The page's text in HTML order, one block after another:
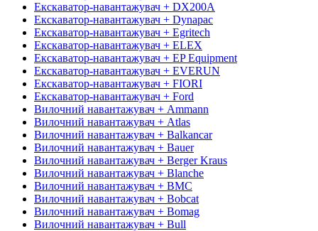
Екскаватор-навантажувач + DX200A
Екскаватор-навантажувач + Dynapac
Екскаватор-навантажувач + Egritech
Екскаватор-навантажувач + ELEX
Екскаватор-навантажувач + EP Equipment
Екскаватор-навантажувач + EVERUN
Екскаватор-навантажувач + FIORI
Екскаватор-навантажувач + Ford
Вилочний навантажувач + Ammann
Вилочний навантажувач + Atlas
Вилочний навантажувач + Balkancar
Вилочний навантажувач + Bauer
Вилочний навантажувач + Berger Kraus
Вилочний навантажувач + Blanche
Вилочний навантажувач + BMC
Вилочний навантажувач + Bobcat
Вилочний навантажувач + Bomag
Вилочний навантажувач + Bull